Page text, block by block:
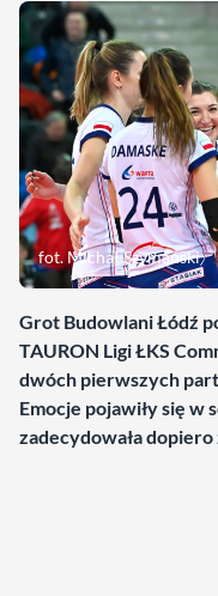
fot. Michał Szymański
Grot Budowlani Łódź
TAURON Ligi ŁKS
dwóch pierwszych
Emocje pojawiły się
zadecydowała